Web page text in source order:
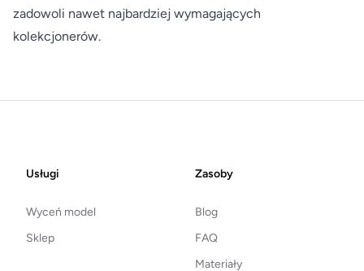
zadowoli nawet najbardziej wymagających
kolekcjonerów.
FooterUsługi
Wyceń model
Sklep
Zasoby
Blog
FAQ
Materiały